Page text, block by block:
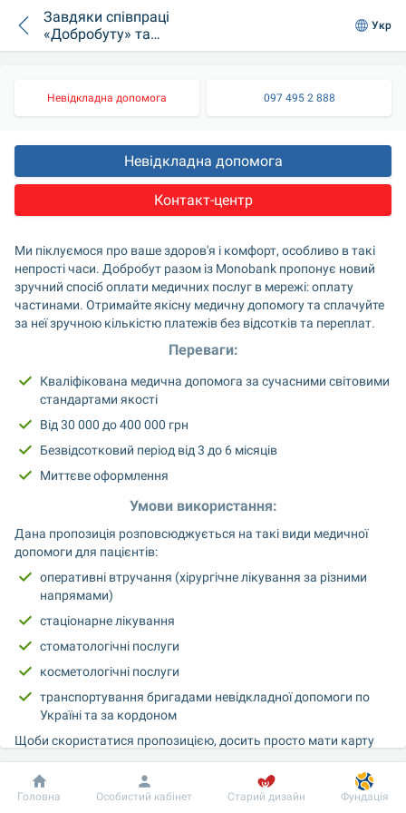
Завдяки співпраці
«Добробуту» та
monobank ви маєте
медичні послуги
частинами
Укр
Невідкладна допомога 097 495 2 888
Невідкладна допомога
Контакт-центр
Ми піклуємося про ваше здоров'я і комфорт, особливо в такі
непрості часи. Добробут разом із Monobank пропонує новий
зручний спосіб оплати медичних послуг в мережі: оплату
частинами. Отримайте якісну медичну допомогу та сплачуйте
за неї зручною кількістю платежів без відсотків та переплат.
Переваги:
Кваліфікована медична допомога за сучасними світовими
стандартами якості
Від 30 000 до 400 000 грн
Безвідсотковий період від 3 до 6 місяців
Миттєве оформлення
Умови використання:
Дана пропозиція розповсюджується на такі види медичної
допомоги для пацієнтів:
оперативні втручання (хірургічне лікування за різними
напрямами)
стаціонарне лікування
стоматологічні послуги
косметологічні послуги
транспортування бригадами невідкладної допомоги по
Україні та за кордоном
Щоби скористатися пропозицією, досить просто мати карту
вашій картці.
Зверніть увагу! Для оформлення розстрочки на картці має бути
Добробут Інформація Пацієнту
Головна Особистий кабінет Старий дизайн Фундація